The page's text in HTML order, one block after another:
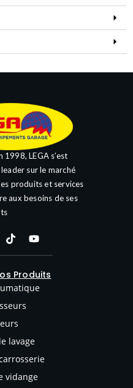
1998, LEGA s’est
sur le marché
produits et services
aux besoins de ses
Produits
lavage
vidange